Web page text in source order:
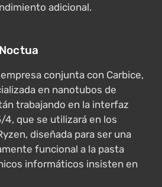
adicional.
conjunta con Carbice,
en nanotubos de
trabajando en la interfaz
4, que se utilizará en los
diseñada para ser una
funcional a la pasta
informáticos insisten en